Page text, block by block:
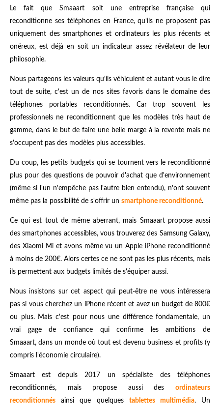
Le fait que Smaaart soit une entreprise française qui
reconditionne ses téléphones en France, qu'ils ne proposent pas
uniquement des smartphones et ordinateurs les plus récents et
onéreux, est déjà en soit un indicateur assez révélateur de leur
philosophie.
Nous partageons les valeurs qu'ils véhiculent et autant vous le dire
tout de suite, c'est un de nos sites favoris dans le domaine des
téléphones portables reconditionnés. Car trop souvent les
professionnels ne reconditionnent que les modèles très haut de
gamme, dans le but de faire une belle marge à la revente mais ne
s'occupent pas des modèles plus accessibles.
Du coup, les petits budgets qui se tournent vers le reconditionné
plus pour des questions de pouvoir d'achat que d'environnement
(même si l'un n'empêche pas l'autre bien entendu), n'ont souvent
même pas la possibilité de s'offrir un smartphone reconditionné.
Ce qui est tout de même aberrant, mais Smaaart propose aussi
des smartphones accessibles, vous trouverez des Samsung Galaxy,
des Xiaomi Mi et avons même vu un Apple iPhone reconditionné
à moins de 200€. Alors certes ce ne sont pas les plus récents, mais
ils permettent aux budgets limités de s'équiper aussi.
Nous insistons sur cet aspect qui peut-être ne vous intéressera
pas si vous cherchez un iPhone récent et avez un budget de 800€
ou plus. Mais c'est pour nous une différence fondamentale, un
vrai gage de confiance qui confirme les ambitions de
Smaaart, dans un monde où tout est devenu business et profits (y
compris l'économie circulaire).
Smaaart est depuis 2017 un spécialiste des téléphones
reconditionnés, mais propose aussi des ordinateurs
reconditionnés ainsi que quelques tablettes multimédia. Un